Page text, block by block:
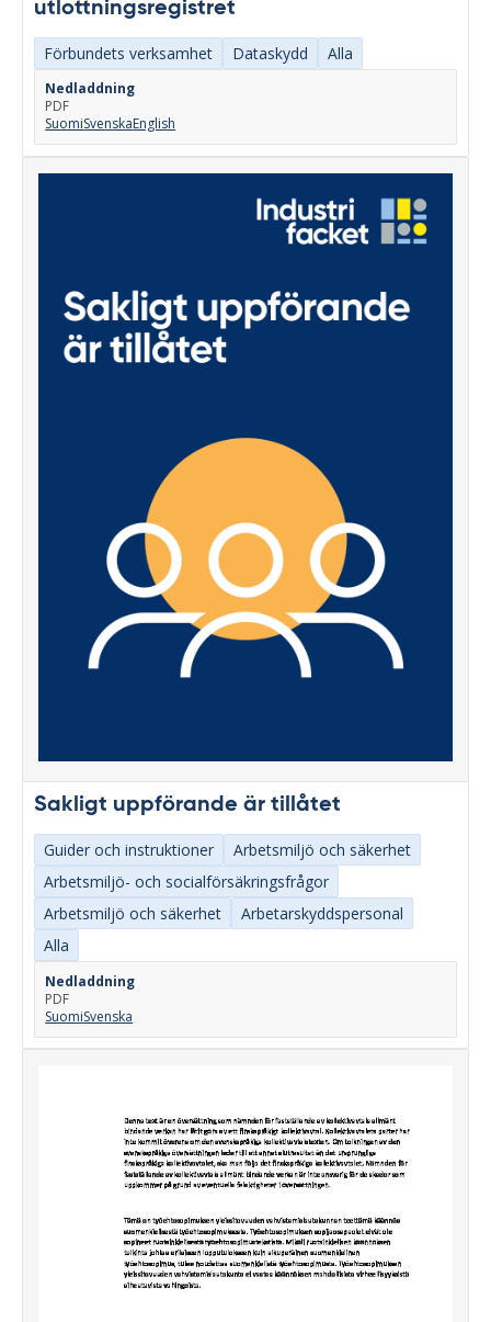
utlottningsregistret
Förbundets verksamhet Dataskydd Alla
Nedladdning
PDF
SuomiSvenskaEnglish
Sakligt uppförande är tillåtet
Guider och instruktioner
Arbetsmiljö och säkerhet
Arbetsmiljö- och socialförsäkringsfrågor
Arbetsmiljö och säkerhet
Arbetarskyddspersonal
Alla
Nedladdning
PDF
SuomiSvenska